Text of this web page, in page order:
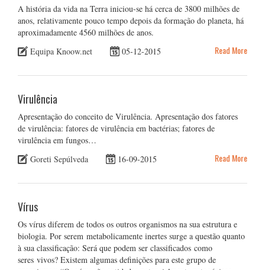
A história da vida na Terra iniciou-se há cerca de 3800 milhões de
anos, relativamente pouco tempo depois da formação do planeta, há
aproximadamente 4560 milhões de anos.
Equipa Knoow.net
05-12-2015 Read More
Virulência
Apresentação do conceito de Virulência. Apresentação dos fatores
de virulência: fatores de virulência em bactérias; fatores de
virulência em fungos…
Goreti Sepúlveda
16-09-2015 Read More
Vírus
Os vírus diferem de todos os outros organismos na sua estrutura e
biologia. Por serem metabolicamente inertes surge a questão quanto
à sua classificação: Será que podem ser classificados como
seres vivos? Existem algumas definições para este grupo de